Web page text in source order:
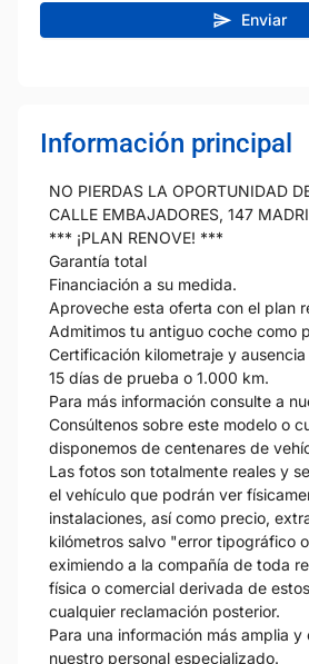
Enviar
Información principal
NO PIERDAS LA OPORTUNIDAD
CALLE EMBAJADORES, 147
*** ¡PLAN RENOVE! ***
Garantía total
Financiación a su medida.
Aproveche esta oferta con el plan
Admitimos tu antiguo coche como
Certificación kilometraje y
15 días de prueba o 1.000 km.
Para más información consulte a
Consúltenos sobre este modelo o
disponemos de centenares de
Las fotos son totalmente reales y
el vehículo que podrán ver
instalaciones, así como precio,
kilómetros salvo "error tipográfico
eximiendo a la compañía de toda
física o comercial derivada de
cualquier reclamación posterior.
Para una información más amplia
nuestro personal especializado.